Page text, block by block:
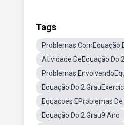
Tags
Problemas ComEquação
Atividade DeEquação Do
Problemas
Equação Do 2
Equacoes EProblemas De
Equação Do 2 Grau9 Ano